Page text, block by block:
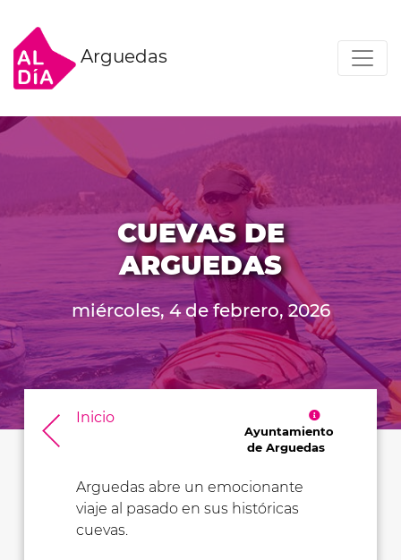
Arguedas
CUEVAS DE
ARGUEDAS
miércoles, 4 de febrero, 2026
Inicio
Ayuntamiento
de Arguedas
Arguedas abre un emocionante
viaje al pasado en sus históricas
cuevas.